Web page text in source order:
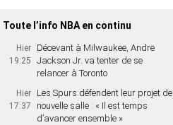
Toute l’info NBA en continu
Hier
19:25
Décevant à Milwaukee, Andre
Jackson Jr. va tenter de se
relancer à Toronto
Hier
17:37
Les Spurs défendent leur projet de
nouvelle salle : « Il est temps
d’avancer ensemble »